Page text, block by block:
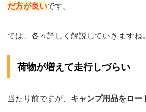
だ方が良いです。
では、各々詳しく解説していきますね。
荷物が増えて走行しづらい
当たり前ですが、 キャンプ用品をロー